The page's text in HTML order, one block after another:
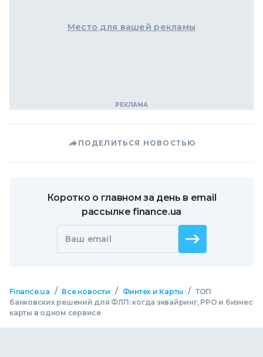
Место для вашей рекламы
ПОДЕЛИТЬСЯ НОВОСТЬЮ
Коротко о главном за день в email
рассылке finance.ua
Ваш email
Finance.ua / Все новости / Финтех и Карты / ТОП
банковских решений для ФЛП: когда эквайринг, РРО и бизнес
карты в одном сервисе